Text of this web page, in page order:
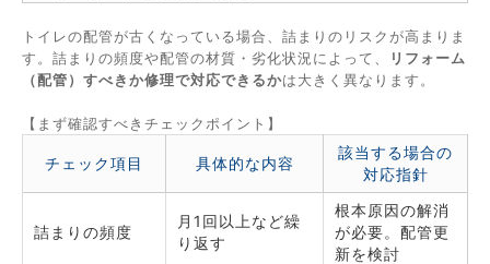
トイレの配管が古くなっている場合、詰まりのリスクが高まりま
す。詰まりの頻度や配管の材質・劣化状況によって、
リフォーム
（配管）すべきか修理で対応できるかは大きく異なります。
【まず確認すべきチェックポイント】
チェック項目 具体的な内容
該当する場合の
対応指針
詰まりの頻度
月1回以上など繰
り返す
根本原因の解消
が必要。配管更
新を検討